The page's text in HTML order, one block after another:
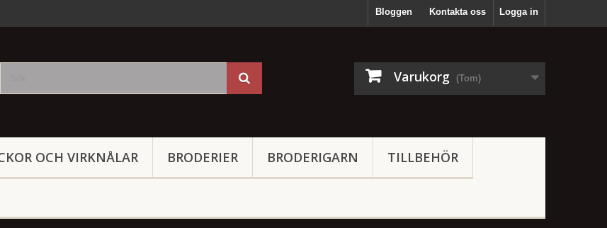
Logga in
Bloggen Kontakta oss
Varukorg (Tom)
OCH VIRKNÅLAR BRODERIER BRODERIGARN TILLBEHÖR